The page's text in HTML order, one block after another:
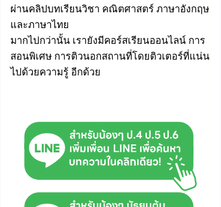
ผ่านคลิปบทเรียนวิชา คณิตศาสตร์ ภาษาอังกฤษ
และภาษาไทย
มากไปกว่านั้น เรายังมีคอร์สเรียนออนไลน์ การ
สอนพิเศษ การติวนอกสถานที่โดยติวเตอร์ที่แน่น
ไปด้วยความรู้ อีกด้วย